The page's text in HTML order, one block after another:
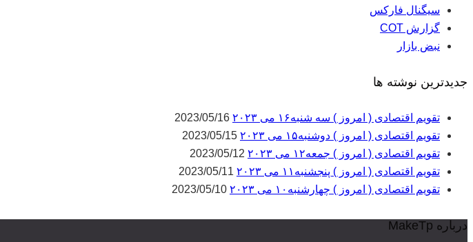
سیگنال فارکس
گزارش COT
نبض بازار
جدیدترین نوشته ها
تقویم اقتصادی ( امروز ) سه شنبه۱۶ می ۲۰۲۳
2023/05/16
تقویم اقتصادی ( امروز ) دوشنبه۱۵ می ۲۰۲۳
2023/05/15
تقویم اقتصادی ( امروز ) جمعه۱۲ می ۲۰۲۳
2023/05/12
تقویم اقتصادی ( امروز ) پنجشنبه۱۱ می ۲۰۲۳
2023/05/11
تقویم اقتصادی ( امروز ) چهارشنبه۱۰ می ۲۰۲۳
2023/05/10
درباره MakeTp